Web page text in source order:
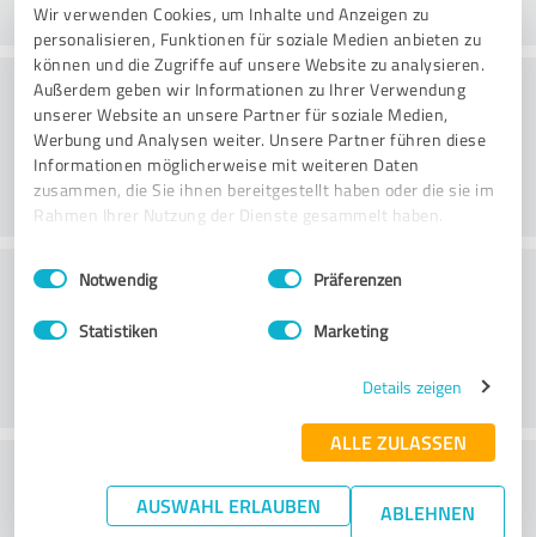
Wir verwenden Cookies, um Inhalte und Anzeigen zu
personalisieren, Funktionen für soziale Medien anbieten zu
können und die Zugriffe auf unsere Website zu analysieren.
Außerdem geben wir Informationen zu Ihrer Verwendung
unserer Website an unsere Partner für soziale Medien,
Werbung und Analysen weiter. Unsere Partner führen diese
Informationen möglicherweise mit weiteren Daten
zusammen, die Sie ihnen bereitgestellt haben oder die sie im
Rahmen Ihrer Nutzung der Dienste gesammelt haben.
Impressum Datenschutzbestimmungen
Einwilligungsauswahl
Notwendig Präferenzen
Statistiken Marketing
Details zeigen
ALLE ZULASSEN
AUSWAHL ERLAUBEN ABLEHNEN
Danışmanlık
Müşteri Hizmetleri
Fiyat/performans oranı hakkında ne
düşünüyorsunuz?